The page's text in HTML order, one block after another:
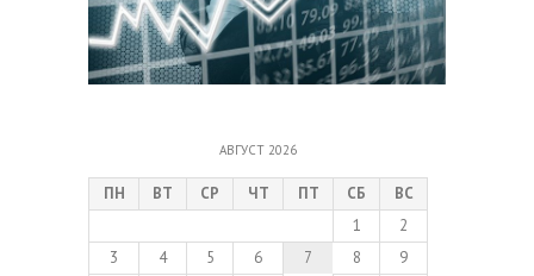
АВГУСТ 2026
ПН ВТ СР ЧТ ПТ СБ
ВС
1
2
3
4 5 6 7 8 9